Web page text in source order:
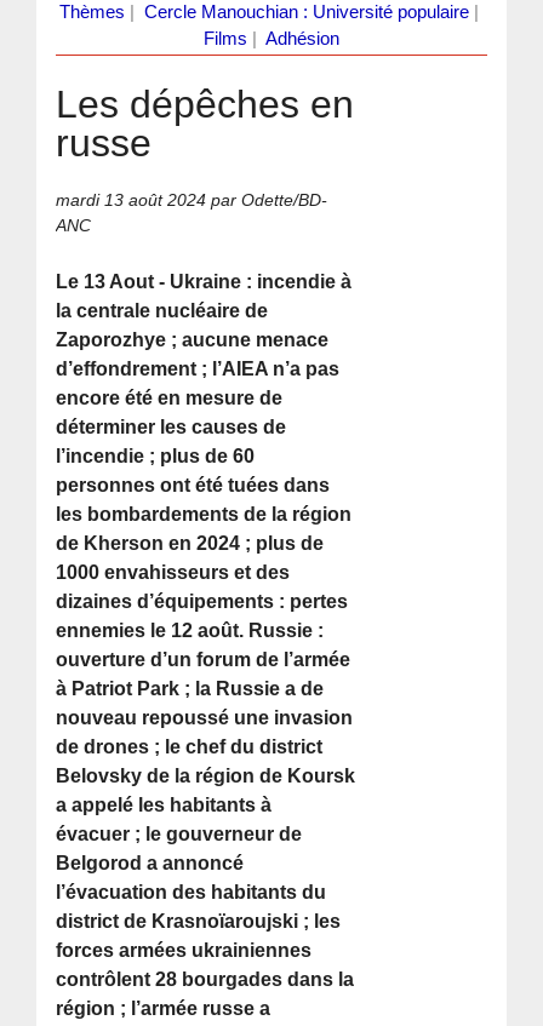
Thèmes
Cercle Manouchian : Université populaire
Films
Adhésion
Les dépêches en
russe
mardi 13 août 2024 par Odette/BD-
ANC
Le 13 Aout - Ukraine : incendie à
la centrale nucléaire de
Zaporozhye ; aucune menace
d’effondrement ; l’AIEA n’a pas
encore été en mesure de
déterminer les causes de
l’incendie ; plus de 60
personnes ont été tuées dans
les bombardements de la région
de Kherson en 2024 ; plus de
1000 envahisseurs et des
dizaines d’équipements : pertes
ennemies le 12 août. Russie :
ouverture d’un forum de l’armée
à Patriot Park ; la Russie a de
nouveau repoussé une invasion
de drones ; le chef du district
Belovsky de la région de Koursk
a appelé les habitants à
évacuer ; le gouverneur de
Belgorod a annoncé
l’évacuation des habitants du
district de Krasnoïaroujski ; les
forces armées ukrainiennes
contrôlent 28 bourgades dans la
région ; l’armée russe a